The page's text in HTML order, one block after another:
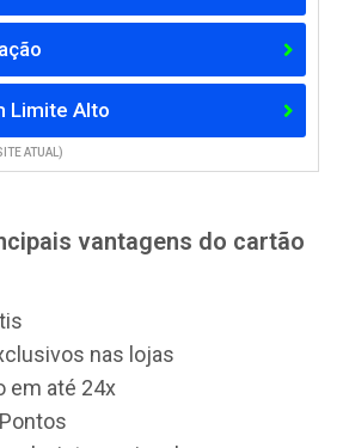
Limite Alto
ATUAL)
vantagens do cartão
nas lojas
em até 24x